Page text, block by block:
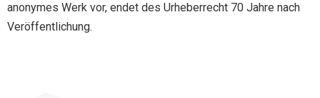
anonymes Werk vor, endet des Urheberrecht 70 Jahre nach
Veröffentlichung.